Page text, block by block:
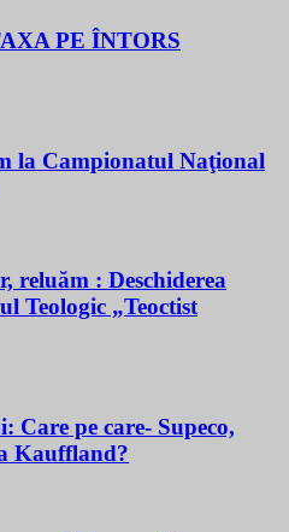
PE ÎNTORS
la Campionatul Naţional
reluăm : Deschiderea
Teologic „Teoctist
pe care- Supeco,
Kauffland?